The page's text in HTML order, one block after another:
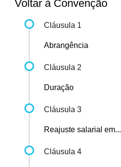
Voltar à Convenção
Cláusula 1
Abrangência
Cláusula 2
Duração
Cláusula 3
Reajuste salarial em...
Cláusula 4